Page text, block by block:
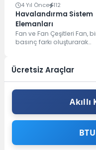
4 Yıl Önce 112
Havalandırma Sistem
Elemanları
Fan ve Fan Çeşitleri Fan,
basınç farkı oluşturarak
Ücretsiz Araçlar
Akıllı